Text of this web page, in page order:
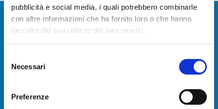
pubblicità e social media, i quali potrebbero combinarle
con altre informazioni che ha fornito loro o che hanno
raccolto dal suo utilizzo dei loro servizi.
delNecessari
Preferenze
Camera di Commercio della Toscana
Nord-Ovest
Camera di commercio, industria, artigianato e